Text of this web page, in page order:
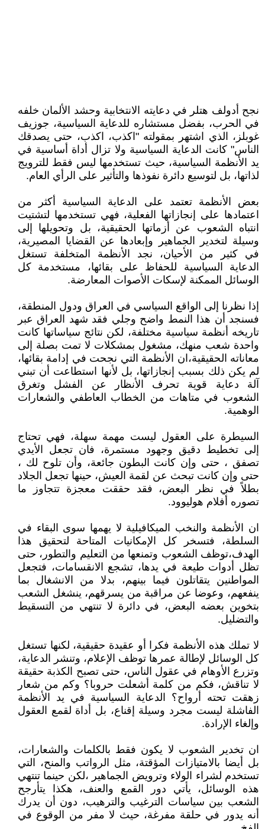
نجح أدولف هتلر في دعايته الانتخابية وحشد الألمان خلفه
في الحرب، بفضل مستشاره للدعاية السياسية، جوزيف
غوبلز، الذي اشتهر بمقولته "اكذب، اكذب، حتى يصدقك
الناس" كانت الدعاية السياسية ولا تزال أداة أساسية في
يد الأنظمة السياسية، حيث تستخدمها ليس فقط للترويج
لذاتها، بل لتوسيع دائرة نفوذها والتأثير على الرأي العام.
بعض الأنظمة تعتمد على الدعاية السياسية أكثر من
اعتمادها على إنجازاتها الفعلية، فهي تستخدمها لتشتيت
انتباه الشعوب عن أزماتها الحقيقية، بل وتحويلها إلى
وسيلة لتخدير الجماهير وإبعادها عن القضايا المصيرية،
في كثير من الأحيان، نجد الأنظمة المتخلفة تستغل
الدعاية السياسية للحفاظ على بقائها، مستخدمة كل
الوسائل الممكنة لإسكات الأصوات المعارضة.
إذا نظرنا إلى الواقع السياسي في العراق ودول المنطقة،
فسنجد أن هذا النمط واضح وجلي فقد شهد العراق عبر
تاريخه أنظمة سياسية مختلفة، لكن نتائج سياساتها كانت
واحدة شعب منهك، مشغول بمشكلات لا تمت بصلة إلى
معاناته الحقيقية،ان الأنظمة التي نجحت في إدامة بقائها،
لم يكن ذلك بسبب إنجازاتها، بل لأنها استطاعت أن تبني
آلة دعاية قوية تحرف الأنظار عن الفشل وتغرق
الشعوب في متاهات من الخطاب العاطفي والشعارات
الوهمية.
السيطرة على العقول ليست مهمة سهلة، فهي تحتاج
إلى تخطيط دقيق وجهود مستمرة، فان تجعل الأيدي
تصفق ، حتى وإن كانت البطون جائعة، وأن تلوح لك ،
حتى وإن كانت تبحث عن لقمة العيش، حينها تجعل الجلاد
بطلاً في نظر البعض، فقد حققت معجزة تتجاوز ما
تصوره أفلام هوليوود.
ان الأنظمة والنخب الميكافيلية لا يهمها سوى البقاء في
السلطة، فتسخر كل الإمكانيات المتاحة لتحقيق هذا
الهدف،توظف الشعوب وتمنعها من التعليم والتطور، حتى
تظل أدوات طيعة في يدها، تشجع الانقسامات، فتجعل
المواطنين يتقاتلون فيما بينهم، بدلا من الانشغال بما
ينفعهم، وعوضا عن مراقبة من يسرقهم، ينشغل الشعب
بتخوين بعضه البعض، في دائرة لا تنتهي من التسقيط
والتضليل.
لا تملك هذه الأنظمة فكرا أو عقيدة حقيقية، لكنها تستغل
كل الوسائل لإطالة عمرها توظف الإعلام، وتنشر الدعاية،
وتزرع الأوهام في عقول الناس، حتى تصبح الكذبة حقيقة
لا تناقش، فكم من كلمة أشعلت حروبا؟ وكم من شعار
زهقت تحته أرواح؟ الدعاية السياسية في يد الأنظمة
الفاشلة ليست مجرد وسيلة إقناع، بل أداة لقمع العقول
وإلغاء الإرادة.
ان تخدير الشعوب لا يكون فقط بالكلمات والشعارات،
بل أيضا بالامتيازات المؤقتة، مثل الرواتب والمنح، التي
تستخدم لشراء الولاء وترويض الجماهير ،لكن حينما تنتهي
هذه الوسائل، يأتي دور القمع والعنف، هكذا يتأرجح
الشعب بين سياسات الترغيب والترهيب، دون أن يدرك
أنه يدور في حلقة مفرغة، حيث لا مفر من الوقوع في